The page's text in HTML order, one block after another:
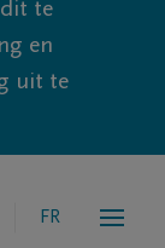
te
en
uit te
FR